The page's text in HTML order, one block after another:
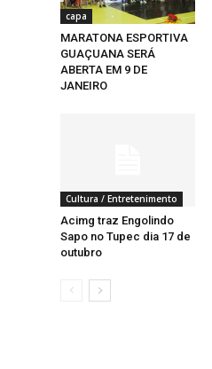
capa
MARATONA ESPORTIVA
GUAÇUANA SERÁ
ABERTA EM 9 DE
JANEIRO
Cultura / Entretenimento
Acimg traz Engolindo
Sapo no Tupec dia 17 de
outubro